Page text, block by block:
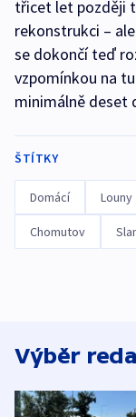
třicet let později
rekonstrukci –
se dokončí teď
vzpomínkou na
minimálně deset
ŠTÍTKY
Domácí Louny
Chomutov
Výběr